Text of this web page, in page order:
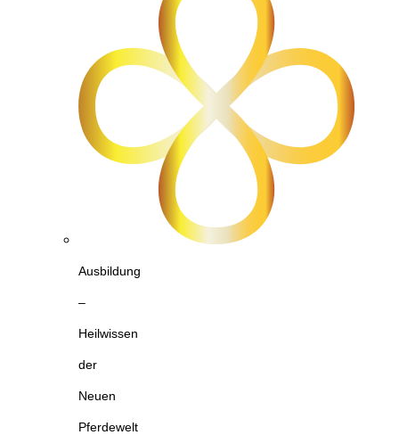
Ausbildung
–
Heilwissen
der
Neuen
Pferdewelt